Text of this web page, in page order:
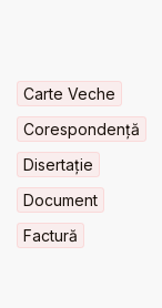
Carte Veche
Corespondență
Disertație
Document
Factură